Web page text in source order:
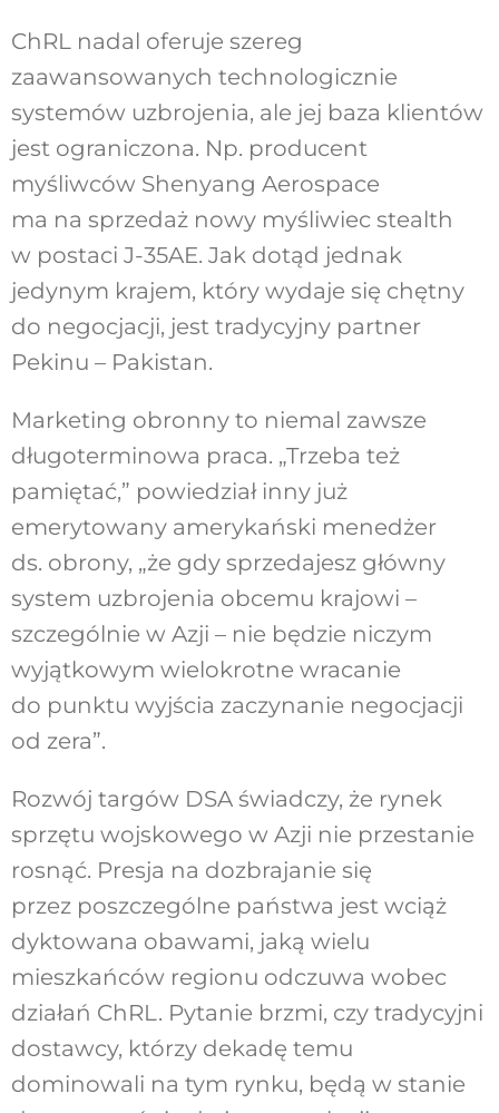
ChRL nadal oferuje szereg
zaawansowanych technologicznie
systemów uzbrojenia, ale jej baza klientów
jest ograniczona. Np. producent
myśliwców Shenyang Aerospace
ma na sprzedaż nowy myśliwiec stealth
w postaci J-35AE. Jak dotąd jednak
jedynym krajem, który wydaje się chętny
do negocjacji, jest tradycyjny partner
Pekinu – Pakistan.
Marketing obronny to niemal zawsze
długoterminowa praca. „Trzeba też
pamiętać,” powiedział inny już
emerytowany amerykański menedżer
ds. obrony, „że gdy sprzedajesz główny
system uzbrojenia obcemu krajowi –
szczególnie w Azji – nie będzie niczym
wyjątkowym wielokrotne wracanie
do punktu wyjścia zaczynanie negocjacji
od zera”.
Rozwój targów DSA świadczy, że rynek
sprzętu wojskowego w Azji nie przestanie
rosnąć. Presja na dozbrajanie się
przez poszczególne państwa jest wciąż
dyktowana obawami, jaką wielu
mieszkańców regionu odczuwa wobec
działań ChRL. Pytanie brzmi, czy tradycyjni
dostawcy, którzy dekadę temu
dominowali na tym rynku, będą w stanie